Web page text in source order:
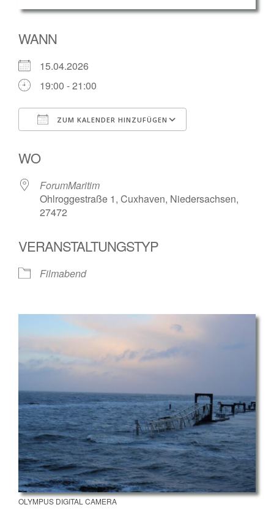
WANN
15.04.2026
19:00 - 21:00
ZUM KALENDER HINZUFÜGEN
WO
ForumMaritim
Ohlroggestraße 1, Cuxhaven, Niedersachsen,
27472
VERANSTALTUNGSTYP
Filmabend
OLYMPUS DIGITAL CAMERA